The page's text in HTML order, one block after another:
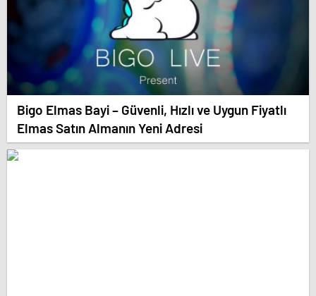
Bigo Elmas Bayi – Güvenli, Hızlı ve Uygun Fiyatlı
Elmas Satın Almanın Yeni Adresi